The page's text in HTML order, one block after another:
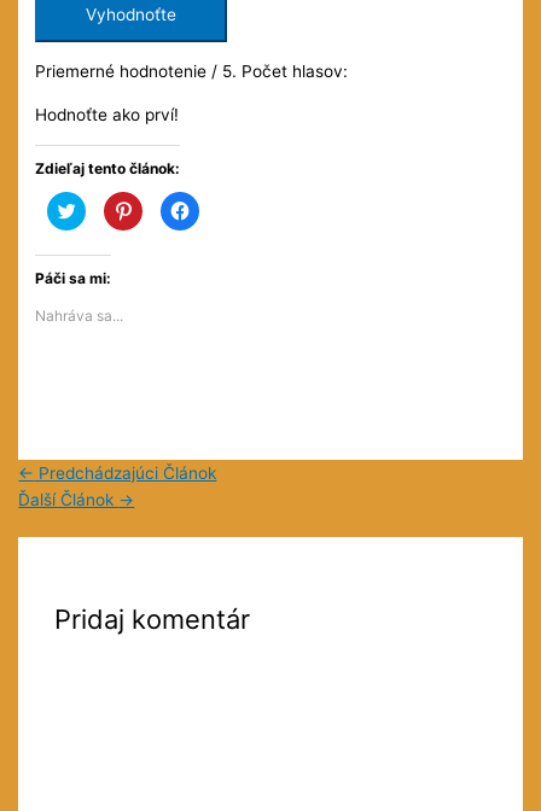
Vyhodnoťte
Priemerné hodnotenie/ 5. Počet hlasov:
Hodnoťte ako prví!
Zdieľaj tento článok:
Kliknite
pre
zdieľanie
na
Twitter(Otvorí
v
novom
Kliknite
pre
zdieľanie
Kliknite
pre
Páči sa mi:
Nahráva sa...
← Predchádzajúci Článok
Ďalší Článok →
Pridaj komentár